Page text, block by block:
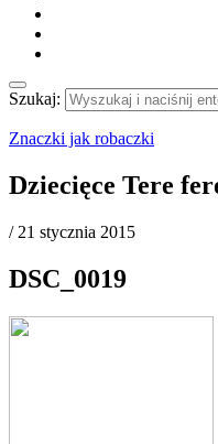
Szukaj:
Znaczki jak robaczki
Dziecięce Tere
/ 21 stycznia 2015
DSC_0019